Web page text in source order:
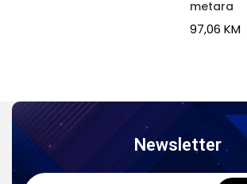
metara
97,06 KM
Newsletter